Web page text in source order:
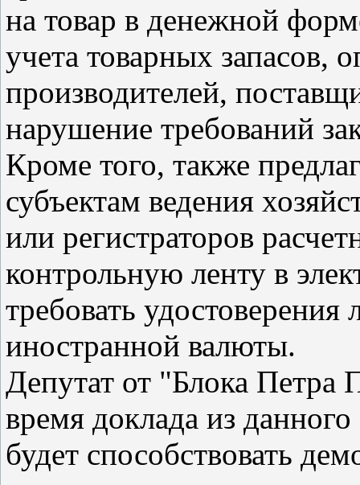
на товар в денежной
учета товарных запасов,
производителей,
нарушение требований
Кроме того, также
субъектам ведения
или регистраторов
контрольную ленту в
требовать
иностранной валюты.
Депутат от "Блока
время доклада из
будет способствовать